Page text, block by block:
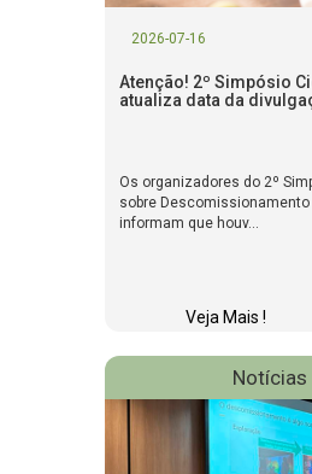
2026-07-16
Atenção! 2º Simpósio
atualiza data da
Os organizadores do 2º
sobre Descomissionamento
informam que houv...
Veja Mais !
Notícias